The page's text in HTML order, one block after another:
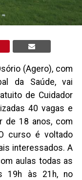
(Agero), com
da Saúde, vai
de Cuidador
40 vagas e
de 18 anos, com
curso é voltado
interessados. A
aulas todas as
19h às 21h, no